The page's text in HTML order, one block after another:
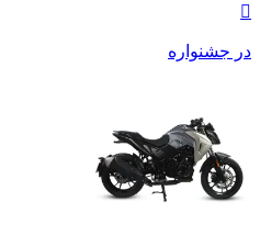
در جشنواره